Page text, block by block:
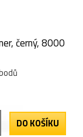
černý, 8000
DO KOŠÍKU